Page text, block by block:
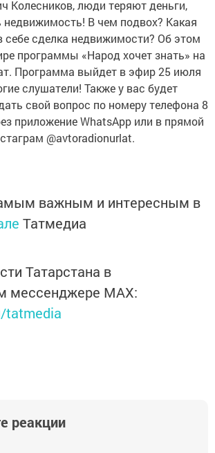
Колесников, люди теряют деньги,
недвижимость! В чем подвох? Какая
себе сделка недвижимости? Об этом
программы «Народ хочет знать» на
Программа выйдет в эфир 25 июля
слушатели! Также у вас будет
свой вопрос по номеру телефона 8
приложение WhatsApp или в прямой
@avtoradionurlat.
важным и интересным в
Татмедиа
Татарстана в
мессенджере MАХ:
tatmedia
реакции